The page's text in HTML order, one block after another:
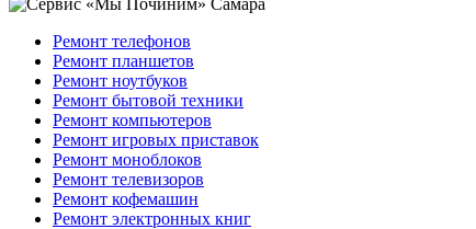
Ремонт телефонов
Ремонт планшетов
Ремонт ноутбуков
Ремонт бытовой техники
Ремонт компьютеров
Ремонт игровых приставок
Ремонт моноблоков
Ремонт телевизоров
Ремонт кофемашин
Ремонт электронных книг